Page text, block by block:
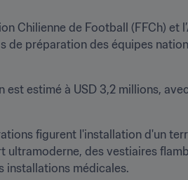
Chilienne de Football (FFCh)
de préparation des équipes
estimé à USD 3,2 millions,
figurent l'installation d'un
ultramoderne, des vestiaires
installations médicales.